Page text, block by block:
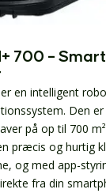
700 –
en intelligent
Den
på op til 700
præcis og hurtig
og med app-
fra din